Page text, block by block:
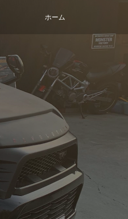
ホーム